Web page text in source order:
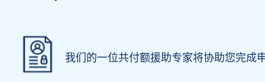
我们的一位共付额援助专家将协助您完成